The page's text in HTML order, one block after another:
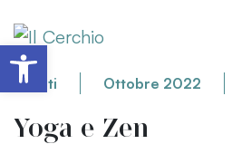
Eventi Ottobre 2022
Yoga e Zen
Apri la barra degli strumenti